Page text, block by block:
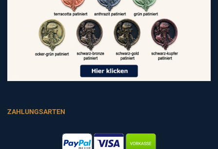
ZAHLUNGSARTEN